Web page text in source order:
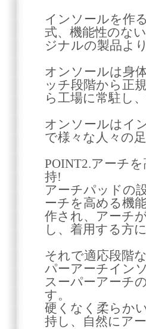
インソールを作
式、機能性のな
ジナルの製品よ
オンソールは身
ッチ段階から正
ら工場に常駐し
オンソールはイ
で様々な人々の
POINT2.アーチ
持!
アーチパッドの
ーチを高める機
作され、アーチ
し、着用する方
それで適応段階
パーアーチイン
スーパーアーチ
す。
硬くなく柔らか
持し、自然にア